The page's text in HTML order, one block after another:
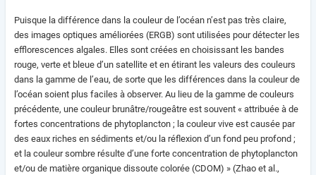
Puisque la différence dans la couleur de l’océan n’est pas très claire,
des images optiques améliorées (ERGB) sont utilisées pour détecter les
efflorescences algales. Elles sont créées en choisissant les bandes
rouge, verte et bleue d’un satellite et en étirant les valeurs des couleurs
dans la gamme de l’eau, de sorte que les différences dans la couleur de
l’océan soient plus faciles à observer. Au lieu de la gamme de couleurs
précédente, une couleur brunâtre/rougeâtre est souvent « attribuée à de
fortes concentrations de phytoplancton ; la couleur vive est causée par
des eaux riches en sédiments et/ou la réflexion d’un fond peu profond ;
et la couleur sombre résulte d’une forte concentration de phytoplancton
et/ou de matière organique dissoute colorée (CDOM) » (Zhao et al.,